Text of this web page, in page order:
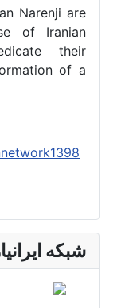
Narenji are
of Iranian
their
of a
شبکه